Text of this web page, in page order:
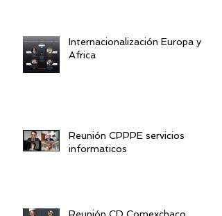
Internacionalización Europa y
Africa
Reunión CPPPE servicios
informaticos